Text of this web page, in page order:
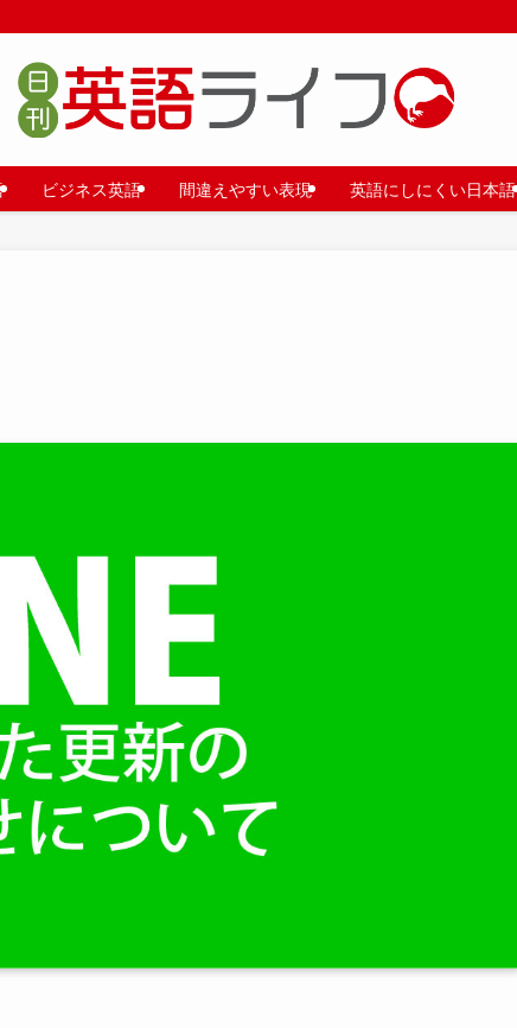
ビジネス英語 間違えやすい表現 英語にしにくい日本語